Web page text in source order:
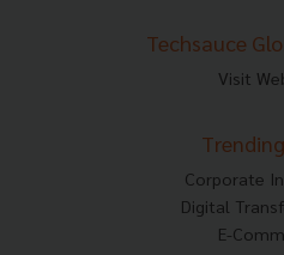
Techsauce
Visit
Corporate
Digital
E-